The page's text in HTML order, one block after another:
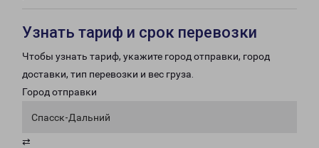
Узнать тариф и срок перевозки
Чтобы узнать тариф, укажите город отправки, город
доставки, тип перевозки и вес груза.
Город отправки
Спасск-Дальний
⇄